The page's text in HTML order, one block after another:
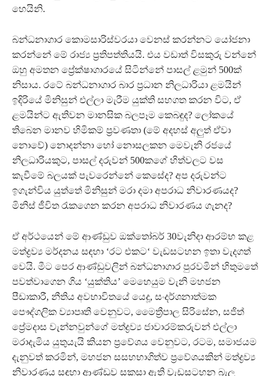
හෙයිනි.
බන්ධනාගාර කොමසාරිස්වරයා වෙනස් කරන්නට යෝජනා
කරන්නේ මේ රාජ්‍ය ප්‍රතිපත්තියයි. එය වඩාත් විසකුරු වන්නේ
ඔහු අමතන ප්‍රේක්ෂාගාරයේ සිටින්නේ පාසල් ළමුන් 500ක්
නිසාය. රටේ බන්ධනාගාර බාර ප්‍රධාන නිලධාරියා ළමයින්
ඉදිරියේ මිනිසුන් එල්ලා මැරීම යුක්ති සහගත කරන විට, ඒ
ළමයින්ට ඇතිවන මානසික බලපෑම කෙබඳුද? ලෝකයේ
තිබෙන මානව හිමිකම් ප්‍රවණතා (මේ අදහස් අලුත් ඒවා
නොවේ) නොදන්නා හෝ නොසලකන මෙවැනි රජයේ
නිලධාරියකුට, පාසල් දරුවන් 500කගේ හිත්වලට වස
කැවීමේ බලයක් පැවරෙන්නේ කෙසේද? අප දරුවන්ට
ඉගැන්විය යුත්තේ මිනිසුන් මරා දමා අපරාධ නිවාරණයද?
මිනිස් ජීවිත රැකගෙන කරන අපරාධ නිවාරණය ගැනද?
ඒ අර්ථයෙන් මේ ආණ්ඩුව ඔක්තෝබර් 30වැනිදා ආරම්භ කළ
මත්ද්‍රව්‍ය මර්දනය සඳහා ‘රට එකට‘ වැඩසටහන ඉතා වැදගත්
වෙයි. මීට පෙර ආණ්ඩුවලින් බන්ධනාගාර පුරවමින් හිතුමතේ
පවත්වාගෙන ගිය ‘යුක්තිය’ මෙහෙයුම වැනි මහජන
පීඩාකාරී, නීතිය අවභාවිතයේ යෙදූ, සංදර්ශනාත්මක
පෞද්ගලික ව්‍යාපෘති වෙනුවට, මෛත්‍රීපාල සිරිසේන, සජිත්
ප්‍රේමදාස වැන්නවුන්ගේ මත්ද්‍රව්‍ය ජාවාරම්කරුවන් එල්ලා
මරාදැමිය යුතුයැයි කියන ප්‍රවේශය වෙනුවට, රටම, සමාජයම
දැනුවත් කරමින්, මහජන සසහභාගිත්ව ප්‍රවේශයකින් මත්ද්‍රව්‍ය
නිවාරණය සඳහා ආණ්ඩුව සකසා ඇති වැඩසටහන බැලු